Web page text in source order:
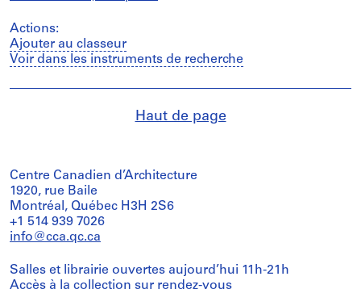
Actions:
Ajouter au classeur
Voir dans les instruments de recherche
Haut de page
Centre Canadien d’Architecture
1920, rue Baile
Montréal, Québec H3H 2S6
+1 514 939 7026
info@cca.qc.ca
Salles et librairie ouvertes aujourd’hui 11h-21h
Accès à la collection sur rendez-vous